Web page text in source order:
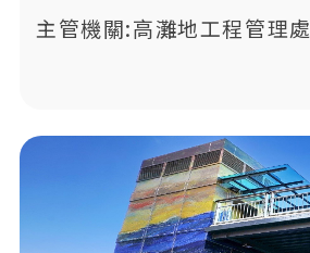
主管機關:高灘地工程管理處